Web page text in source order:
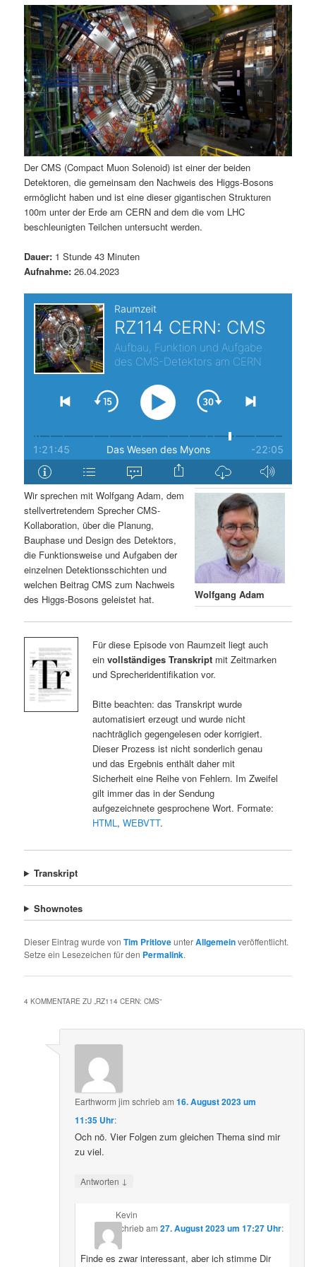
ä
r
e
n
I
n
h
l
t
s
p
n
g
e
n
n
d
ä
r
e
n
I
h
a
l
t
r
i
n
g
e
n
a
v
i
g
a
t
i
o
n
Der CMS (Compact Muon Solenoid) ist einer der beiden
Detektoren, die gemeinsam den Nachweis des Higgs-Bosons
ermöglicht haben und ist eine dieser gigantischen Strukturen
100m unter der Erde am CERN and dem die vom LHC
beschleunigten Teilchen untersucht werden.
Dauer: 1 Stunde 43 Minuten
Aufnahme: 26.04.2023
Wolfgang Adam
Wir sprechen mit Wolfgang Adam, dem
stellvertretendem Sprecher CMS-
Kollaboration, über die Planung,
Bauphase und Design des Detektors,
die Funktionsweise und Aufgaben der
einzelnen Detektionsschichten und
welchen Beitrag CMS zum Nachweis
des Higgs-Bosons geleistet hat.
Für diese Episode von Raumzeit liegt auch
ein vollständiges Transkriptmit Zeitmarken
und Sprecheridentifikation vor.
Bitte beachten: das Transkript wurde
automatisiert erzeugt und wurde nicht
nachträglich gegengelesen oder korrigiert.
Dieser Prozess ist nicht sonderlich genau
und das Ergebnis enthält daher mit
Sicherheit eine Reihe von Fehlern. Im Zweifel
gilt immer das in der Sendung
aufgezeichnete gesprochene Wort. Formate:
HTML, WEBVTT.
Transkript
Shownotes
Dieser Eintrag wurde vonTim PritloveunterAllgemeinveröffentlicht.
Setze ein Lesezeichen für den Permalink.
4 KOMMENTARE ZU „ RZ114 CERN: CMS“
Earthworm jim schriebam16. August 2023 um
11:35 Uhr:
Och nö. Vier Folgen zum gleichen Thema sind mir
zu viel.
Antworten ↓
Kevin
schriebam 27. August 2023 um 17:27 Uhr:
Finde es zwar interessant, aber ich stimme Dir